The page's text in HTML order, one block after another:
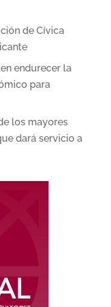
de Cívica
endurecer la
para
los mayores
dará servicio a